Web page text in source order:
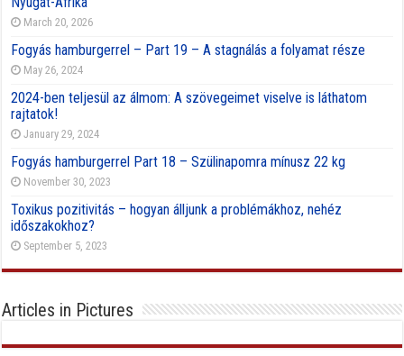
March 20, 2026
Fogyás hamburgerrel – Part 19 – A stagnálás a folyamat része
May 26, 2024
2024-ben teljesül az álmom: A szövegeimet viselve is láthatom
rajtatok!
January 29, 2024
Fogyás hamburgerrel Part 18 – Szülinapomra mínusz 22 kg
November 30, 2023
Toxikus pozitivitás – hogyan álljunk a problémákhoz, nehéz
időszakokhoz?
September 5, 2023
Articles in Pictures